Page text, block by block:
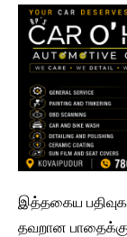
இத்தகைய
தவறான